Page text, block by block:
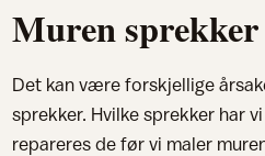
Muren sprekker
Det kan være forskjellige
sprekker. Hvilke sprekker har
repareres de før vi maler